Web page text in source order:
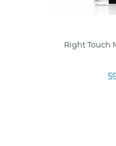
Right Touch